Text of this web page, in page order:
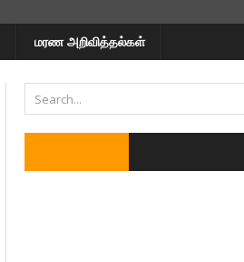
மரண அறிவித்தல்கள்